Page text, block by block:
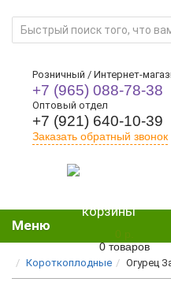
Розничный / Интернет-
+7 (965) 088-78-38
Оптовый отдел
+7 (921) 640-10-39
Заказать обратный звонок
0 товаров
Меню
Короткоплодные Огурец